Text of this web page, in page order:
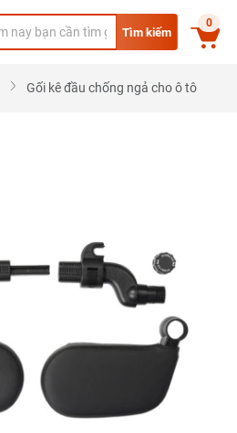
Tìm kiếm
0
Gối kê đầu chống ngả cho ô tô